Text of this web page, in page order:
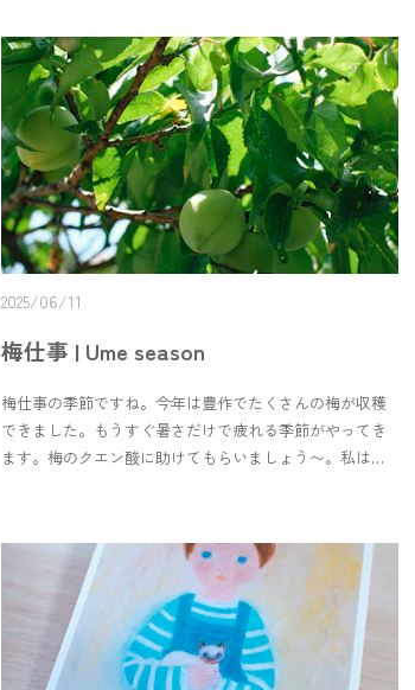
gallery.They’re both beautiful pieces, so be sure to enjoy
them during your stay.
い…！)濾して使えるようになるまで、もうしばし。待っ
てる間も楽しみです。＊ ＊ ＊I received a dokudami
tincture from a friend.This time of year, you can spot its
little white flowers along the edges of the path.Steeped in
alcohol, dokudami becomes a gentle remedy for bug bites
and skincare.I’d seen it online as a kind of folk medicine,
but this is my first time seeing the real thing — and it’s so
pretty (the bottle too!).It still needs some time before it’s
ready to use, but even waiting is part of the joy.
2025/06/11
梅仕事 | Ume season
梅仕事の季節ですね。今年は豊作でたくさんの梅が収穫
できました。もうすぐ暑さだけで疲れる季節がやってき
ます。梅のクエン酸に助けてもらいましょう〜。私は今
の中のひとつ、酒屋さんを歩いていた時に見つけた鳥
取・梅津酒造の「梅ちゃん」。自宅でつくる果実酒はア
ルコール度数20度以上のお酒でつくる必要があります。
日本酒でつくった果実酒が美味しい、という情報を見つ
けたのですが、なかなか20度以上の日本酒がない…！そん
な中みつけた清酒・梅ちゃん！黄梅でつくるのもオスス